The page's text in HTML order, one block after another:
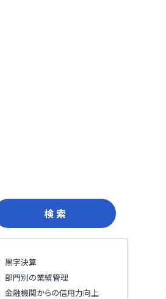
検 索
黒字決算
部門別の業績管理
金融機関からの信用力向上